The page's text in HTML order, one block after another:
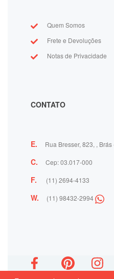
Quem Somos
Frete e Devoluções
Notas de Privacidade
CONTATO
E. Rua Bresser, 823, ,
C. Cep: 03.017-000
F. (11) 2694-4133
W. (11) 98432-2994